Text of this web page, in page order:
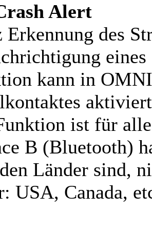
Alert
Erkennung des
kann in
ist für
B (Bluetooth)
Länder sind,
USA, Canada,